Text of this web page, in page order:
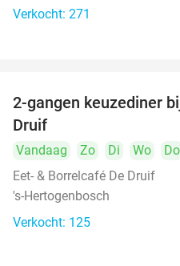
Verkocht: 271
2-gangen keuzediner
Druif
Vandaag Zo Di Wo
Do
Eet- & Borrelcafé De Druif
's-Hertogenbosch
Verkocht: 125